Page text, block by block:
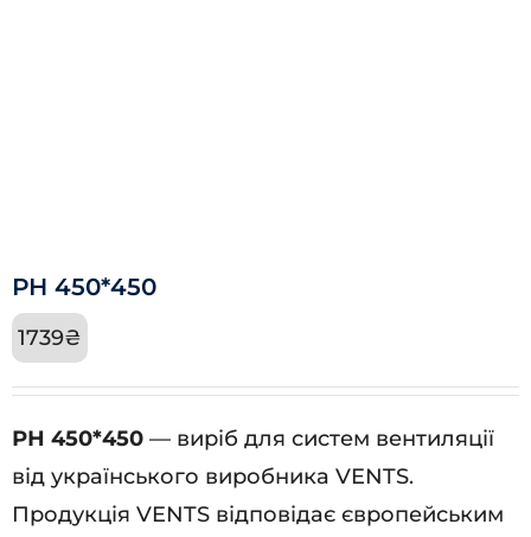
РН 450*450
1739₴
РН 450*450 — виріб для систем вентиляції
від українського виробника VENTS.
Продукція VENTS відповідає європейським